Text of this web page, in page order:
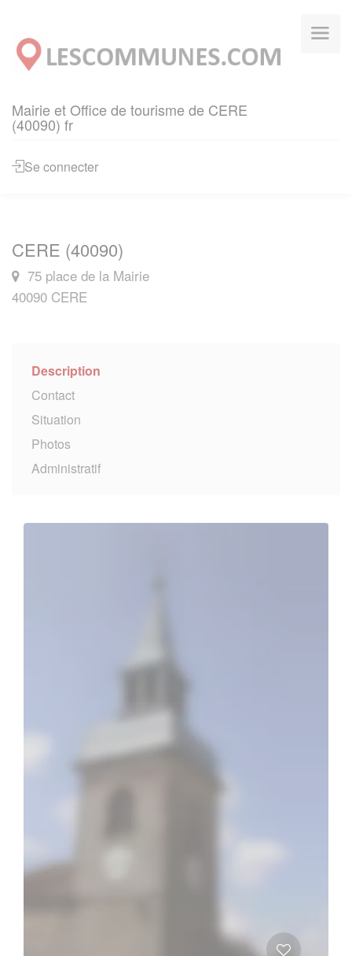
Mairie et Office de tourisme de CERE
(40090) fr
Se connecter
CERE (40090)
75 place de la Mairie
40090 CERE
Description
Contact
Situation
Photos
Administratif